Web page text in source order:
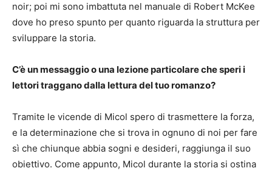
noir; poi mi sono imbattuta nel manuale di Robert McKee
dove ho preso spunto per quanto riguarda la struttura per
sviluppare la storia.
C’è un messaggio o una lezione particolare che speri i
lettori traggano dalla lettura del tuo romanzo?
Tramite le vicende di Micol spero di trasmettere la forza,
e la determinazione che si trova in ognuno di noi per fare
sì che chiunque abbia sogni e desideri, raggiunga il suo
obiettivo. Come appunto, Micol durante la storia si ostina